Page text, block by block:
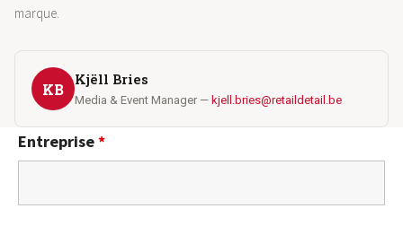
marque.
KB
Kjëll Bries
Media & Event Manager — kjell.bries@retaildetail.be
Entreprise*